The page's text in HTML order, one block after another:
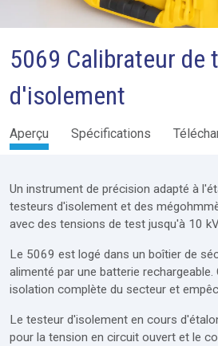
5069 Calibrateur de
d'isolement
Aperçu Spécifications
Un instrument de précision adapté à
testeurs d'isolement et des
avec des tensions de test jusqu'à 10
Le 5069 est logé dans un boîtier de
alimenté par une batterie rechargeable.
isolation complète du secteur et
Le testeur d'isolement en cours
pour la tension en circuit ouvert et le